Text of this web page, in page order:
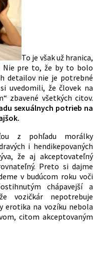
To je však už hranica,
Nie pre to, že by to bolo
detailov nie je potrebné
uvedomili, že človek na
zbavené všetkých citov.
sexuálnych potrieb na
z pohľadu morálky
i hendikepovaných
že aj akceptovateľný
Preto si dajme
v budúcom roku voči
chápavejší a
vozičkár nepotrebuje
erotika na vozíku nebola
citom akceptovaným